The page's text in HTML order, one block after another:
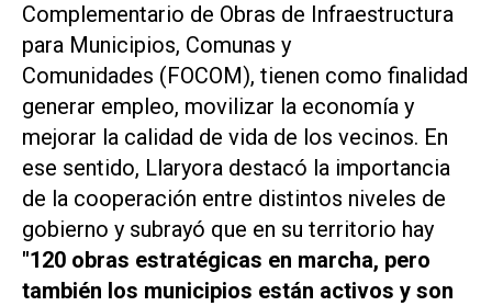
Complementario de Obras de Infraestructura
para Municipios, Comunas y
Comunidades (FOCOM), tienen como finalidad
generar empleo, movilizar la economía y
mejorar la calidad de vida de los vecinos. En
ese sentido, Llaryora destacó la importancia
de la cooperación entre distintos niveles de
gobierno y subrayó que en su territorio hay
"120 obras estratégicas en marcha, pero
también los municipios están activos y son